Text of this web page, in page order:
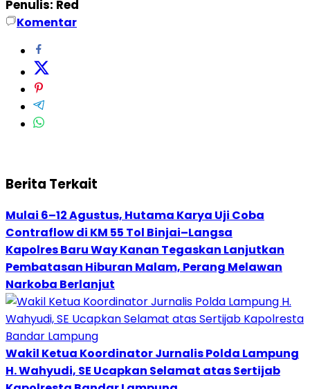
Penulis: Red
Komentar
Berita Terkait
Mulai 6–12 Agustus, Hutama Karya Uji Coba
Contraflow di KM 55 Tol Binjai–Langsa
Kapolres Baru Way Kanan Tegaskan Lanjutkan
Pembatasan Hiburan Malam, Perang Melawan
Narkoba Berlanjut
Wakil Ketua Koordinator Jurnalis Polda Lampung
H. Wahyudi, SE Ucapkan Selamat atas Sertijab